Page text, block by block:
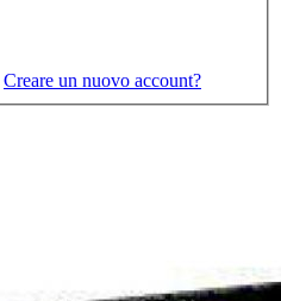
Creare un nuovo account?